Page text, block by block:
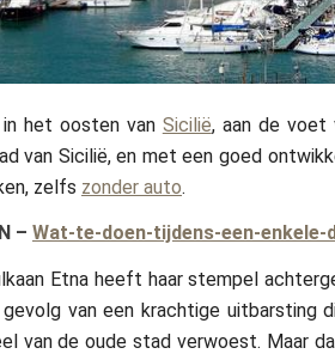
het oosten van Sicilië, aan de voet
van Sicilië, en met een goed
zelfs zonder auto.
– Wat-te-doen-tijdens-een-
Etna heeft haar stempel
van een krachtige uitbarsting
van de oude stad verwoest. Maar